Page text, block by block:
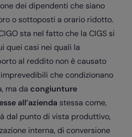
dei dipendenti che siano
o sottoposti a orario ridotto.
sta nel fatto che la CIGS si
quei casi nei quali la
al reddito non è causato
che condizionano
ma da congiunture
all’azienda stessa come,
dal punto di vista produttivo,
interna, di conversione